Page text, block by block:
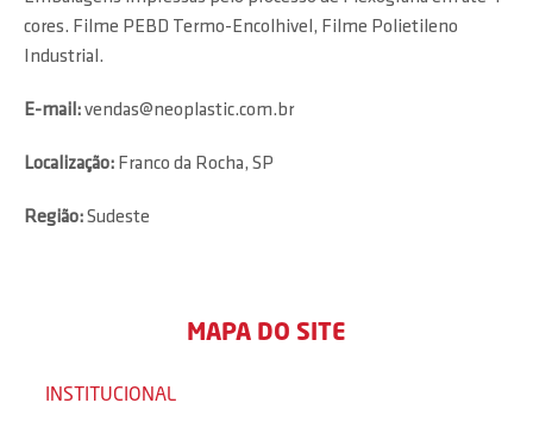
cores. Filme PEBD Termo-Encolhivel, Filme Polietileno
Industrial.
E-mail:vendas@neoplastic.com.br
Localização: Franco da Rocha, SP
Região:Sudeste
MAPA DO SITE
INSTITUCIONAL